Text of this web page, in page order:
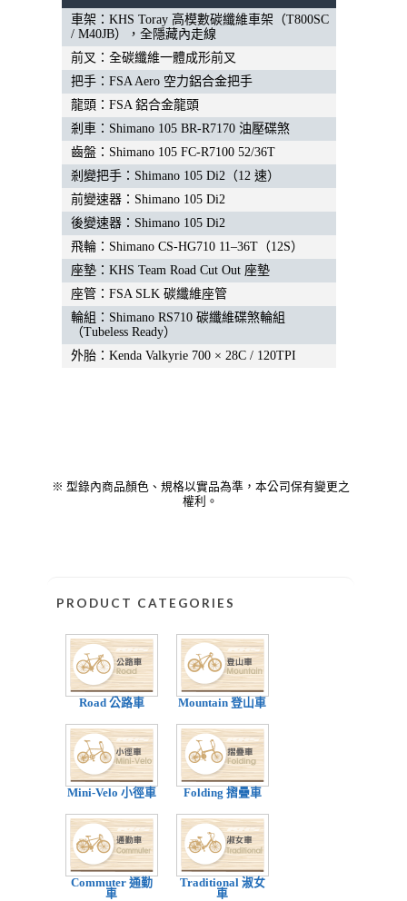
車架：KHS Toray 高模數碳纖維車架（T800SC
/ M40JB），全隱藏內走線
前叉：全碳纖維一體成形前叉
把手：FSA Aero 空力鋁合金把手
龍頭：FSA 鋁合金龍頭
剎車：Shimano 105 BR-R7170 油壓碟煞
齒盤：Shimano 105 FC-R7100 52/36T
剎變把手：Shimano 105 Di2（12 速）
前變速器：Shimano 105 Di2
後變速器：Shimano 105 Di2
飛輪：Shimano CS-HG710 11–36T（12S）
座墊：KHS Team Road Cut Out 座墊
座管：FSA SLK 碳纖維座管
輪組：Shimano RS710 碳纖維碟煞輪組
（Tubeless Ready）
外胎：Kenda Valkyrie 700 × 28C / 120TPI
※ 型錄內商品顏色、規格以實品為準，本公司保有變更之
權利。
PRODUCT CATEGORIES
Road 公路車 Mountain 登山車
Mini-Velo 小徑車 Folding 摺疊車
Commuter 通勤
車
Traditional 淑女
車